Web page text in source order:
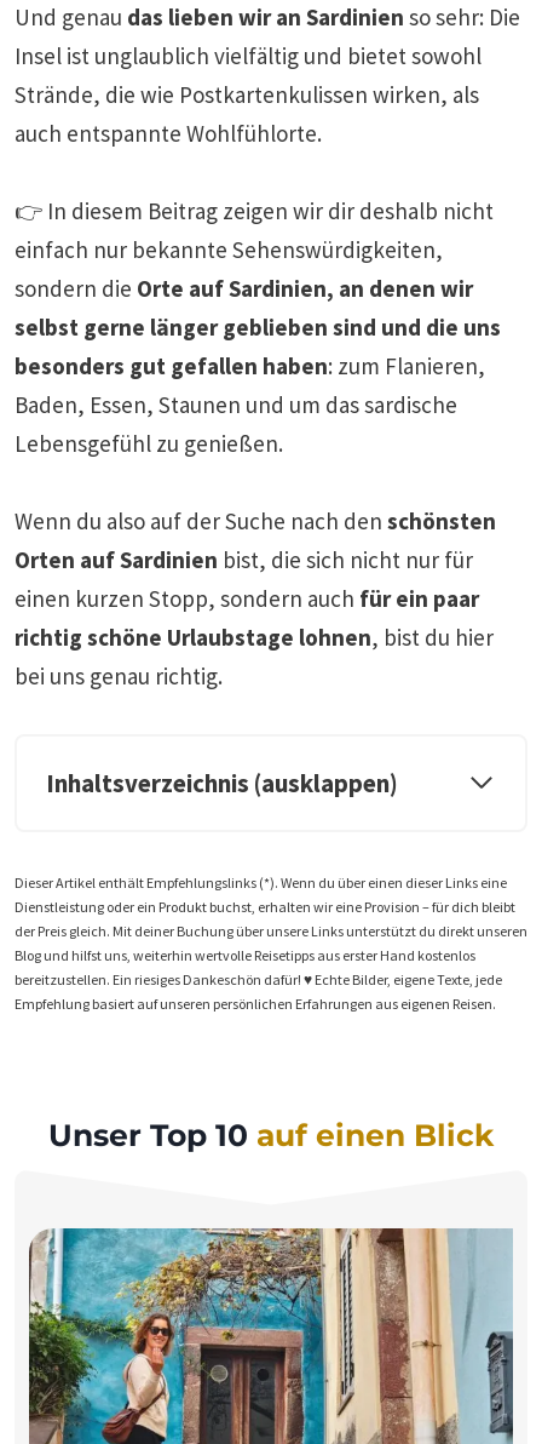
Und genau das lieben wir an Sardinien so sehr: Die
Insel ist unglaublich vielfältig und bietet sowohl
Strände, die wie Postkartenkulissen wirken, als
auch entspannte Wohlfühlorte.
👉 In diesem Beitrag zeigen wir dir deshalb nicht
einfach nur bekannte Sehenswürdigkeiten,
sondern die Orte auf Sardinien, an denen wir
selbst gerne länger geblieben sind und die uns
besonders gut gefallen haben: zum Flanieren,
Baden, Essen, Staunen und um das sardische
Lebensgefühl zu genießen.
Wenn du also auf der Suche nach den schönsten
Orten auf Sardinien bist, die sich nicht nur für
einen kurzen Stopp, sondern auch für ein paar
richtig schöne Urlaubstage lohnen, bist du hier
bei uns genau richtig.
Inhaltsverzeichnis (ausklappen)
Dieser Artikel enthält Empfehlungslinks (*). Wenn du über einen dieser Links eine
Dienstleistung oder ein Produkt buchst, erhalten wir eine Provision – für dich bleibt
der Preis gleich. Mit deiner Buchung über unsere Links unterstützt du direkt unseren
Blog und hilfst uns, weiterhin wertvolle Reisetipps aus erster Hand kostenlos
bereitzustellen. Ein riesiges Dankeschön dafür! ♥️ Echte Bilder, eigene Texte, jede
Empfehlung basiert auf unseren persönlichen Erfahrungen aus eigenen Reisen.
Unser Top 10 auf einen Blick